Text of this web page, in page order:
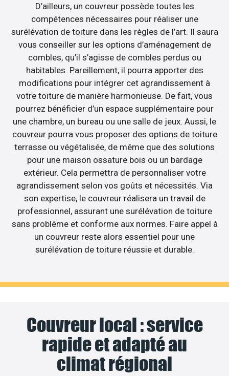
D’ailleurs, un couvreur possède toutes les
compétences nécessaires pour réaliser une
surélévation de toiture dans les règles de l’art. Il saura
vous conseiller sur les options d’aménagement de
combles, qu’il s’agisse de combles perdus ou
habitables. Pareillement, il pourra apporter des
modifications pour intégrer cet agrandissement à
votre toiture de manière harmonieuse. De fait, vous
pourrez bénéficier d’un espace supplémentaire pour
une chambre, un bureau ou une salle de jeux. Aussi, le
couvreur pourra vous proposer des options de toiture
terrasse ou végétalisée, de même que des solutions
pour une maison ossature bois ou un bardage
extérieur. Cela permettra de personnaliser votre
agrandissement selon vos goûts et nécessités. Via
son expertise, le couvreur réalisera un travail de
professionnel, assurant une surélévation de toiture
sans problème et conforme aux normes. Faire appel à
un couvreur reste alors essentiel pour une
surélévation de toiture réussie et durable.
Couvreur local : service
rapide et adapté au
climat régional